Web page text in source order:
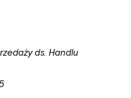
ds. Handlu